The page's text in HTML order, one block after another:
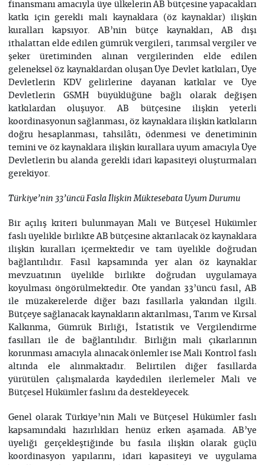
finansmanı amacıyla üye ülkelerin AB bütçesine yapacakları
katkı için gerekli mali kaynaklara (öz kaynaklar) ilişkin
kuralları kapsıyor. AB’nin bütçe kaynakları, AB dışı
ithalattan elde edilen gümrük vergileri, tarımsal vergiler ve
şeker üretiminden alınan vergilerinden elde edilen
geleneksel öz kaynaklardan oluşan Üye Devlet katkıları, Üye
Devletlerin KDV gelirlerine dayanan katkılar ve Üye
Devletlerin GSMH büyüklüğüne bağlı olarak değişen
katkılardan oluşuyor. AB bütçesine ilişkin yeterli
koordinasyonun sağlanması, öz kaynaklara ilişkin katkıların
doğru hesaplanması, tahsilâtı, ödenmesi ve denetiminin
temini ve öz kaynaklara ilişkin kurallara uyum amacıyla Üye
Devletlerin bu alanda gerekli idari kapasiteyi oluşturmaları
gerekiyor.
Türkiye’nin 33’üncü Fasla İlişkin Müktesebata Uyum Durumu
Bir açılış kriteri bulunmayan Mali ve Bütçesel Hükümler
faslı üyelikle birlikte AB bütçesine aktarılacak öz kaynaklara
ilişkin kuralları içermektedir ve tam üyelikle doğrudan
bağlantılıdır. Fasıl kapsamında yer alan öz kaynaklar
mevzuatının üyelikle birlikte doğrudan uygulamaya
koyulması öngörülmektedir. Öte yandan 33’üncü fasıl, AB
ile müzakerelerde diğer bazı fasıllarla yakından ilgili.
Bütçeye sağlanacak kaynakların aktarılması, Tarım ve Kırsal
Kalkınma, Gümrük Birliği, İstatistik ve Vergilendirme
fasılları ile de bağlantılıdır. Birliğin mali çıkarlarının
korunması amacıyla alınacak önlemler ise Mali Kontrol faslı
altında ele alınmaktadır. Belirtilen diğer fasıllarda
yürütülen çalışmalarda kaydedilen ilerlemeler Mali ve
Bütçesel Hükümler faslını da destekleyecek.
Genel olarak Türkiye’nin Mali ve Bütçesel Hükümler faslı
kapsamındaki hazırlıkları henüz erken aşamada. AB’ye
üyeliği gerçekleştiğinde bu fasıla ilişkin olarak güçlü
koordinasyon yapılarını, idari kapasiteyi ve uygulama